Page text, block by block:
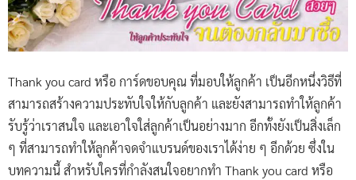
Thank you card หรือ การ์ดขอบคุณ ที่มอบให้ลูกค้า เป็นอีกหนึ่งวิธีที่
สามารถสร้างความประทับใจให้กับลูกค้า และยังสามารถทำให้ลูกค้า
รับรู้ว่าเราสนใจ และเอาใจใส่ลูกค้าเป็นอย่างมาก อีกทั้งยังเป็นสิ่งเล็ก
ๆ ที่สามารถทำให้ลูกค้าจดจำแบรนด์ของเราได้ง่าย ๆ อีกด้วย ซึ่งใน
บทความนี้ สำหรับใครที่กำลังสนใจอยากทำ Thank you card หรือ